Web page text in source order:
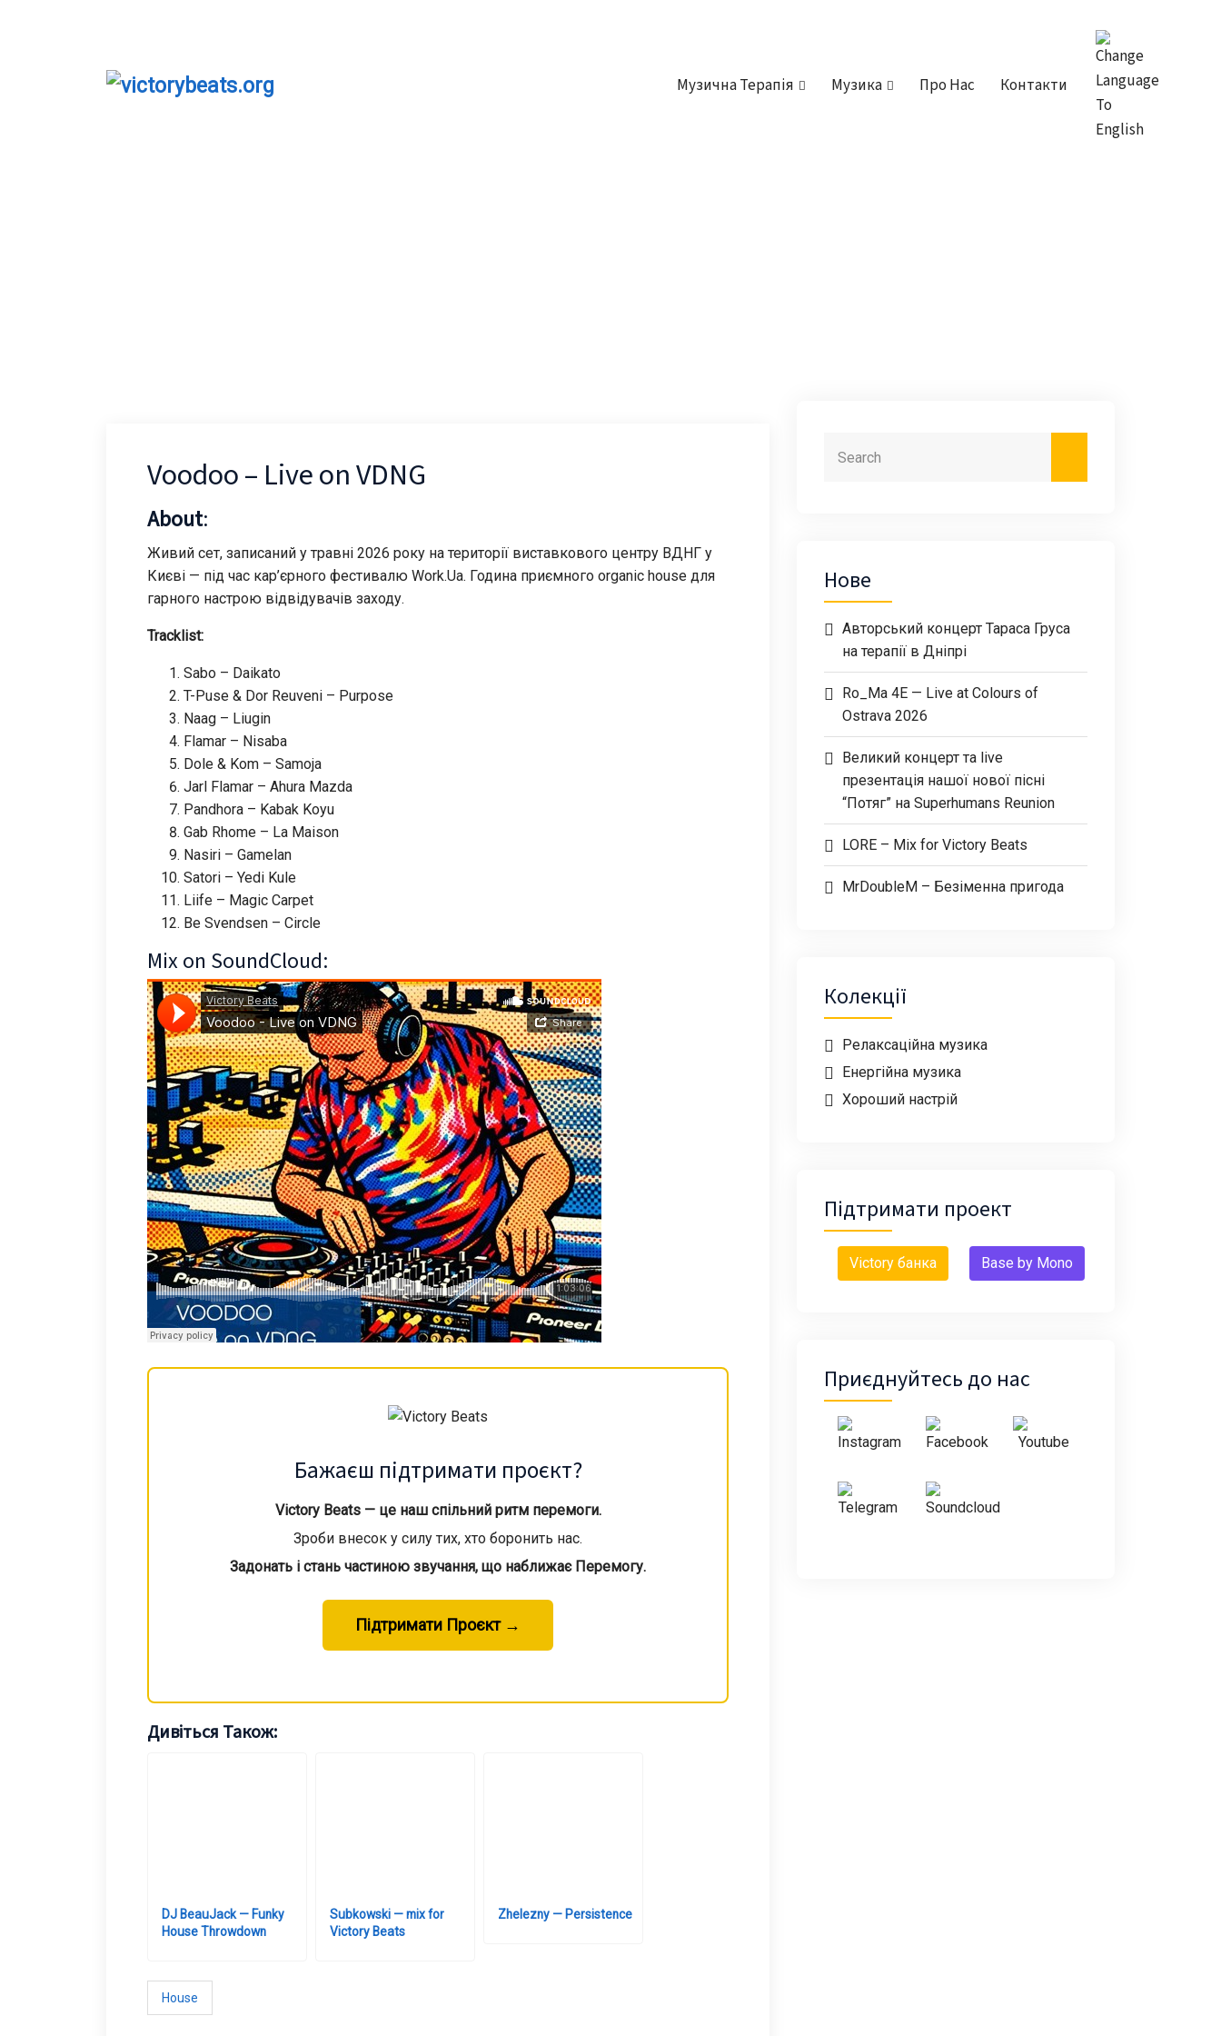
Музична Терапія Музика Про Нас Контакти
Voodoo – Live on VDNG
About:
Живий сет, записаний у травні 2026 року на території виставкового центру ВДНГ у
Києві — під час кар’єрного фестивалю Work.Ua. Година приємного organic house для
гарного настрою відвідувачів заходу.
Tracklist:
Sabo – Daikato
T-Puse & Dor Reuveni – Purpose
Naag – Liugin
Flamar – Nisaba
Dole & Kom – Samoja
Jarl Flamar – Ahura Mazda
Pandhora – Kabak Koyu
Gab Rhome – La Maison
Nasiri – Gamelan
Satori – Yedi Kule
Liife – Magic Carpet
Be Svendsen – Circle
Mix on SoundCloud:
Бажаєш підтримати проєкт?
Victory Beats — це наш спільний ритм перемоги.
Зроби внесок у силу тих, хто боронить нас.
Задонать і стань частиною звучання, що наближає Перемогу.
Підтримати Проєкт →
Дивіться Також:
DJ BeauJack — Funky
House Throwdown
Subkowski — mix for
Victory Beats
Zhelezny — Persistence
House
Нове
Авторський концерт Тараса Груса
на терапії в Дніпрі
Ro_Ma 4E — Live at Colours of
Ostrava 2026
Великий концерт та live
презентація нашої нової пісні
“Потяг” на Superhumans Reunion
LORE – Mix for Victory Beats
MrDoubleM – Безіменна пригода
Колекції
Релаксаційна музика
Енергійна музика
Хороший настрій
Підтримати проект
Victory банка Base by Mono
Приєднуйтесь до нас